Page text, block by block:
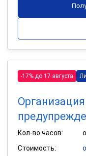
-17% до 17 августа
Кол-во часов:
Стоимость: